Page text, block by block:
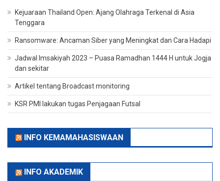
Kejuaraan Thailand Open: Ajang Olahraga Terkenal di Asia
Tenggara
Ransomware: Ancaman Siber yang Meningkat dan Cara Hadapi
Jadwal Imsakiyah 2023 – Puasa Ramadhan 1444 H untuk Jogja
dan sekitar
Artikel tentang Broadcast monitoring
KSR PMI lakukan tugas Penjagaan Futsal
INFO KEMAMAHASISWAAN
INFO AKADEMIK